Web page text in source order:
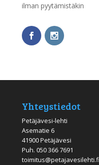
ilman pyytämistäkin
Yhteystiedot
Petäjävesi-lehti
Asematie 6
41900 Petäjävesi
Puh. 050 366 7691
toimitus@petajavesilehti.fi